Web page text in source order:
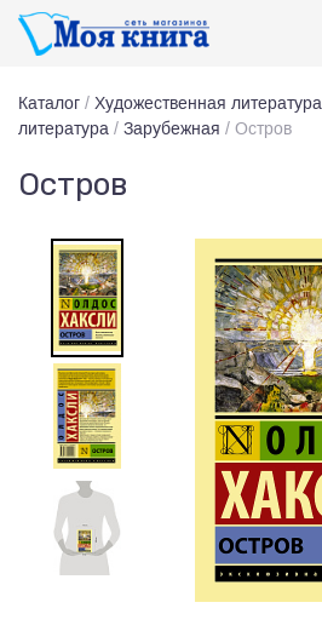
Каталог / Художественная литература
литература / Зарубежная / Остров
Остров